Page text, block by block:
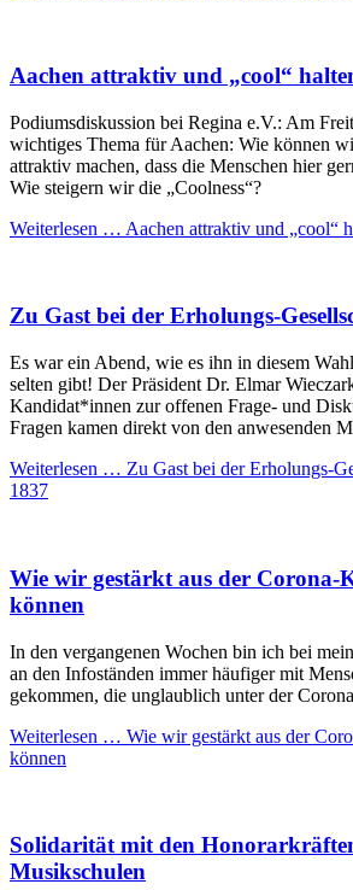
Aachen attraktiv und „cool“
Podiumsdiskussion bei Regina e.V.: Am
wichtiges Thema für Aachen: Wie können
attraktiv machen, dass die Menschen hier
Wie steigern wir die „Coolness“?
Weiterlesen … Aachen attraktiv und „cool“
Zu Gast bei der Erholungs-
Es war ein Abend, wie es ihn in diesem
selten gibt! Der Präsident Dr. Elmar
Kandidat*innen zur offenen Frage- und
Fragen kamen direkt von den anwesenden
Weiterlesen … Zu Gast bei der Erholungs-
1837
Wie wir gestärkt aus der Corona-
können
In den vergangenen Wochen bin ich bei
an den Infoständen immer häufiger mit
gekommen, die unglaublich unter der
Weiterlesen … Wie wir gestärkt aus der
können
Solidarität mit den
Musikschulen